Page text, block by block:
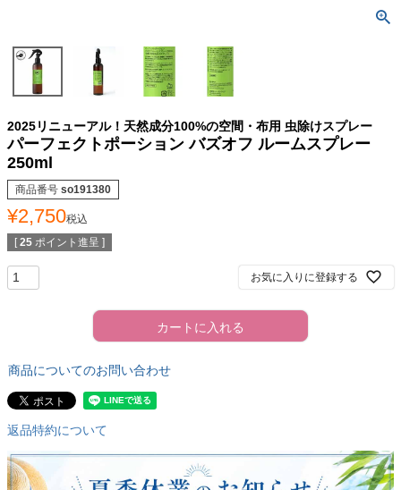
2025リニューアル！天然成分100%の空間・布用 虫除けスプレー
パーフェクトポーション バズオフ ルームスプレー
250ml
商品番号 so191380
¥2,750税込
[ 25 ポイント進呈 ]
お気に入りに登録する
カートに入れる
商品についてのお問い合わせ
返品特約について